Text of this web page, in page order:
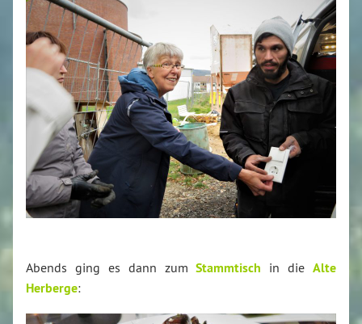
Abends ging es dann zumStammtisch in die Alte
Herberge: